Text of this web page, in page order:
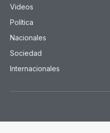
Videos
Política
Nacionales
Sociedad
Internacionales